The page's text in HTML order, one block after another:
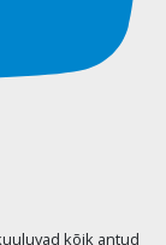
kõik antud